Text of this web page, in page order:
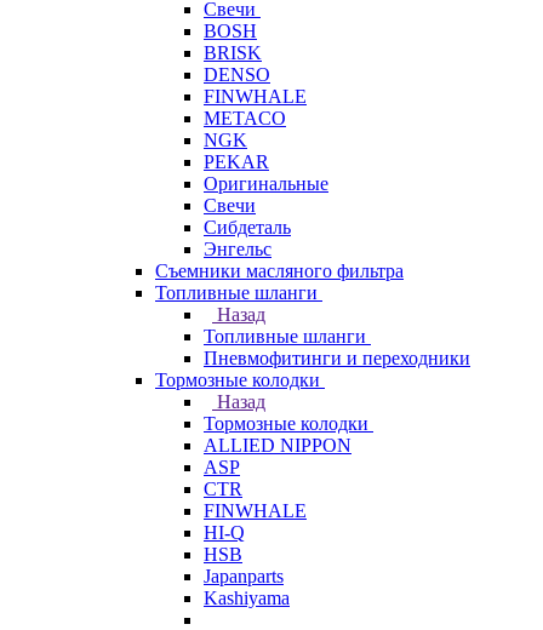
Свечи
BOSH
BRISK
DENSO
FINWHALE
METACO
NGK
PEKAR
Оригинальные
Свечи
Сибдеталь
Энгельс
Съемники масляного фильтра
Топливные шланги
Назад
Топливные шланги
Пневмофитинги и переходники
Тормозные колодки
Назад
Тормозные колодки
ALLIED NIPPON
ASP
CTR
FINWHALE
HI-Q
HSB
Japanparts
Kashiyama